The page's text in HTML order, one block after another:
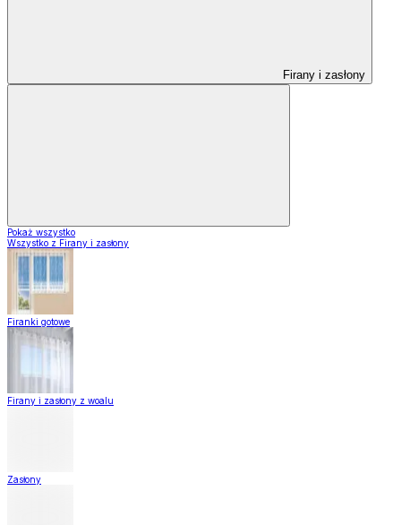
Firany i zasłony
Pokaż wszystko
Wszystko z Firany i zasłony
Firanki gotowe
Firany i zasłony z woalu
Zasłony